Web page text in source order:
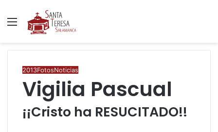
Menú
2013FotosNoticias
Vigilia Pascual
¡¡Cristo ha RESUCITADO!!